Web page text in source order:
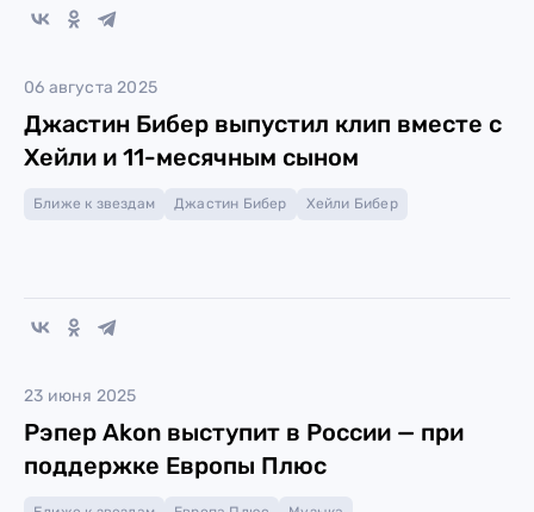
06 августа 2025
Джастин Бибер выпустил клип вместе с
Хейли и 11-месячным сыном
Ближе к звездам Джастин Бибер Хейли Бибер
23 июня 2025
Рэпер Akon выступит в России — при
поддержке Европы Плюс